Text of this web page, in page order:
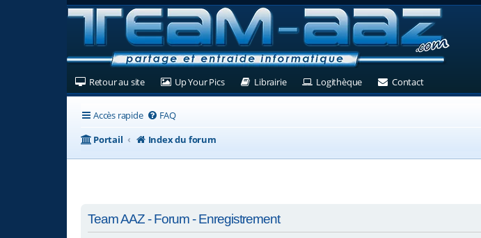
Retour au site(Ouvre un nouvel onglet)
Up Your Pics(Ouvre un nouvel onglet)
Librairie(Ouvre un nouvel onglet)
Logithèque(Ouvre un nouvel onglet)
Contact(Ouvre un
Accès rapide FAQ
Portail
Index du forum
Team AAZ - Forum - Enregistrement